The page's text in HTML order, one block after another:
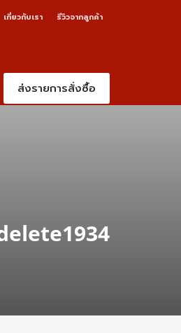
เกี่ยวกับเรา รีวิวจากลูกค้า
ส่งรายการสั่งซื้อ